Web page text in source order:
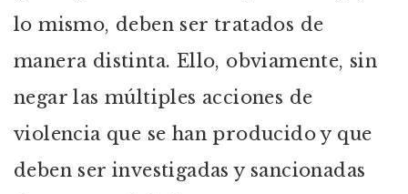
lo mismo, deben ser tratados de
manera distinta. Ello, obviamente, sin
negar las múltiples acciones de
violencia que se han producido y que
deben ser investigadas y sancionadas